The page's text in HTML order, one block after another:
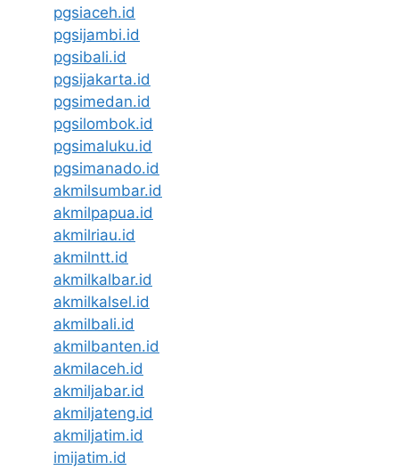
pgsiaceh.id
pgsijambi.id
pgsibali.id
pgsijakarta.id
pgsimedan.id
pgsilombok.id
pgsimaluku.id
pgsimanado.id
akmilsumbar.id
akmilpapua.id
akmilriau.id
akmilntt.id
akmilkalbar.id
akmilkalsel.id
akmilbali.id
akmilbanten.id
akmilaceh.id
akmiljabar.id
akmiljateng.id
akmiljatim.id
imijatim.id